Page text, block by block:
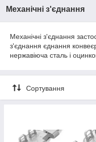
Механічні з'єднання
Механічні з'єднання
з'єднання єднання
нержавіюча сталь і
Сортування